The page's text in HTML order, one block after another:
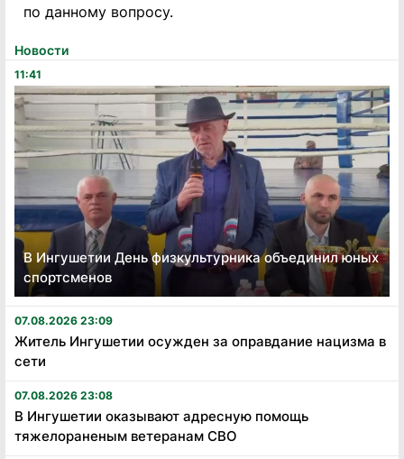
Новости
11:41
В Ингушетии День физкультурника объединил юных
спортсменов
07.08.2026 23:09
Житель Ингушетии осужден за оправдание нацизма в
сети
07.08.2026 23:08
В Ингушетии оказывают адресную помощь
тяжелораненым ветеранам СВО
по данному вопросу.